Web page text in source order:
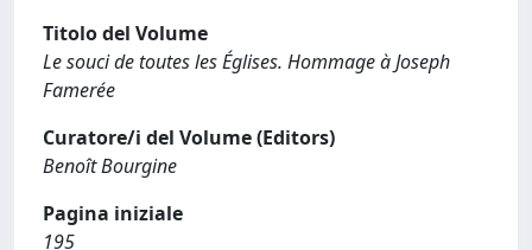
Titolo del Volume
Le souci de toutes les Églises. Hommage à Joseph
Famerée
Curatore/i del Volume (Editors)
Benoît Bourgine
Pagina iniziale
195